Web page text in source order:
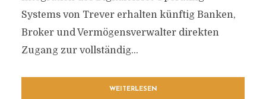
Systems von Trever erhalten künftig Banken,
Broker und Vermögensverwalter direkten
Zugang zur vollständig...
WEITERLESEN